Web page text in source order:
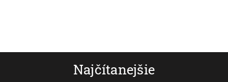
Najčítanejšie